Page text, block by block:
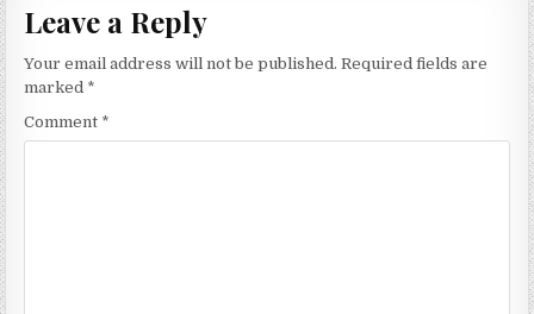
Leave a Reply
Your email address will not be published. Required fields are
marked *
Comment *